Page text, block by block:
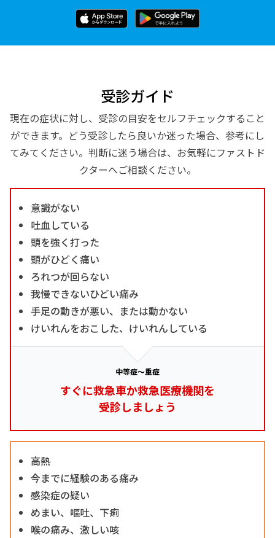
受診ガイド
現在の症状に対し、受診の目安をセルフチェックすること
ができます。どう受診したら良いか迷った場合、参考にし
てみてください。判断に迷う場合は、お気軽にファストド
クターへご相談ください。
意識がない
吐血している
頭を強く打った
頭がひどく痛い
ろれつが回らない
我慢できないひどい痛み
手足の動きが悪い、または動かない
けいれんをおこした、けいれんしている
中等症～重症
すぐに救急車か救急医療機関を
受診しましょう
高熱
今までに経験のある痛み
感染症の疑い
めまい、嘔吐、下痢
喉の痛み、激しい咳